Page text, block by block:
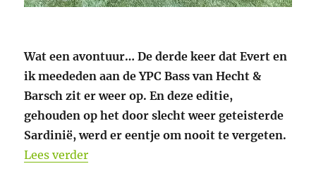
Wat een avontuur… De derde keer dat Evert en
ik meededen aan de YPC Bass van Hecht &
Barsch zit er weer op. En deze editie,
gehouden op het door slecht weer geteisterde
Sardinië, werd er eentje om nooit te vergeten.
Lees verder“YPC Bass Sardinië 2025 – Eindelijk